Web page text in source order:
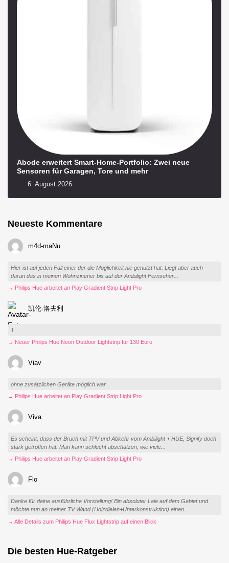
Abode erweitert Smart-Home-Portfolio: Zwei neue
Sensoren für Garagen, Tore und mehr
6. August 2026
Neueste Kommentare
m4d-maNu
Hier ist auf jeden Fall einer der die Möglichkeit nie genutzt hat. Liegt aber auch
daran das in meinen Wohnzimmer bis auf der Ambilight Fernseher...
→ Philips Hue arbeitet an Play Gradient Strip Light Pro
凯伦·洛夫利
1
→ Neuer Philips Hue Neon Outdoor Lightstrip für 130 Euro
Viav
ohne zusätzlichen Geräte möglich war
→ Philips Hue arbeitet an Play Gradient Strip Light Pro
Viva
Es scheint, dass der Bruch mit TPV und Abkehr vom Ambilight + HUE, Signify doch
stark getroffen hat. Man kann schlecht abschätzen, wie viele...
→ Philips Hue arbeitet an Play Gradient Strip Light Pro
Flo
Danke für deine ausführliche Vorstellung! Bin absoluter Laie auf dem Gebiet und
möchte nun an meiner TV Wand (Holzdielen+Unterkonstruktion) einen...
→ Alle Details zum Philips Hue Flux Lightstrip auf einen Blick
Die besten Hue-Ratgeber